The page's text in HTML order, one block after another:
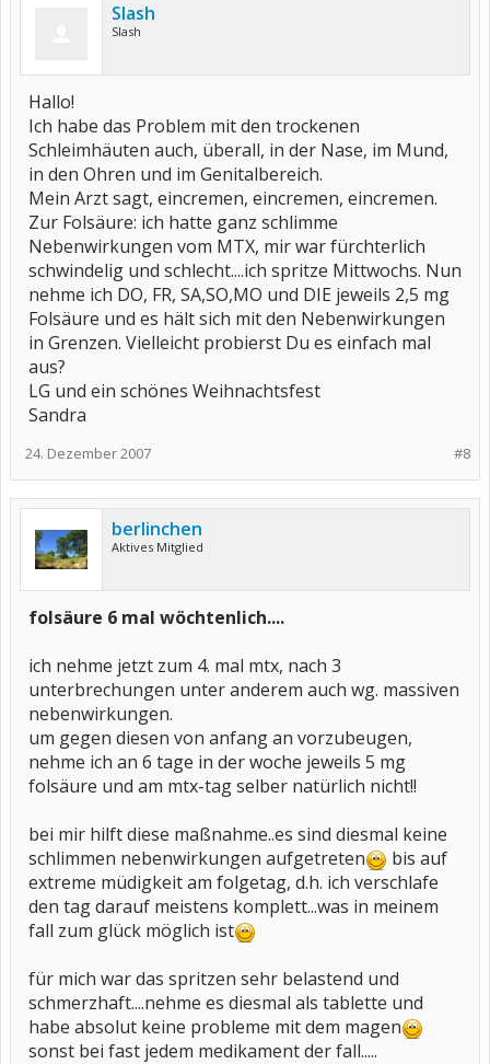
Slash
Slash
Hallo!
Ich habe das Problem mit den trockenen
Schleimhäuten auch, überall, in der Nase, im Mund,
in den Ohren und im Genitalbereich.
Mein Arzt sagt, eincremen, eincremen, eincremen.
Zur Folsäure: ich hatte ganz schlimme
Nebenwirkungen vom MTX, mir war fürchterlich
schwindelig und schlecht....ich spritze Mittwochs. Nun
nehme ich DO, FR, SA,SO,MO und DIE jeweils 2,5 mg
Folsäure und es hält sich mit den Nebenwirkungen
in Grenzen. Vielleicht probierst Du es einfach mal
aus?
LG und ein schönes Weihnachtsfest
Sandra
#8
24. Dezember 2007
berlinchen
Aktives Mitglied
folsäure 6 mal wöchtenlich....
ich nehme jetzt zum 4. mal mtx, nach 3
unterbrechungen unter anderem auch wg. massiven
nebenwirkungen.
um gegen diesen von anfang an vorzubeugen,
nehme ich an 6 tage in der woche jeweils 5 mg
folsäure und am mtx-tag selber natürlich nicht!!
bei mir hilft diese maßnahme..es sind diesmal keine
schlimmen nebenwirkungen aufgetreten
bis auf
extreme müdigkeit am folgetag, d.h. ich verschlafe
den tag darauf meistens komplett...was in meinem
fall zum glück möglich ist
für mich war das spritzen sehr belastend und
schmerzhaft....nehme es diesmal als tablette und
habe absolut keine probleme mit dem magen
sonst bei fast jedem medikament der fall.....